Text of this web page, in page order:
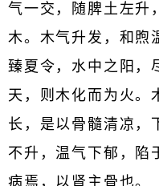
气一交，随脾土左升
木。木气升发，和煦
臻夏令，水中之阳，
天，则木化而为火。
长，是以骨髓清凉，
不升，温气下郁，陷
病焉，以肾主骨也。